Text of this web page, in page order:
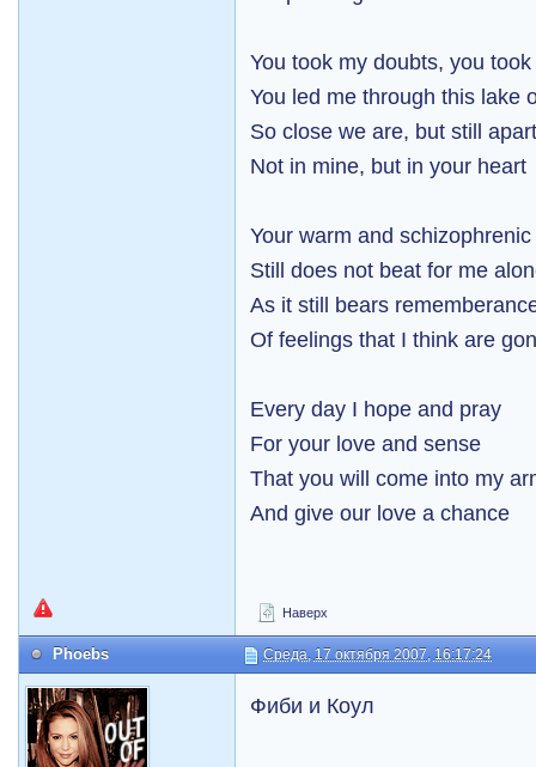
You took my doubts, you
You led me through this lake
So close we are, but still
Not in mine, but in your heart
Your warm and
Still does not beat for me
As it still bears
Of feelings that I think are
Every day I hope and pray
For your love and sense
That you will come into my
And give our love a chance
Наверх
Phoebs Среда, 17 октября 2007, 16:17:24
Фиби и Коул